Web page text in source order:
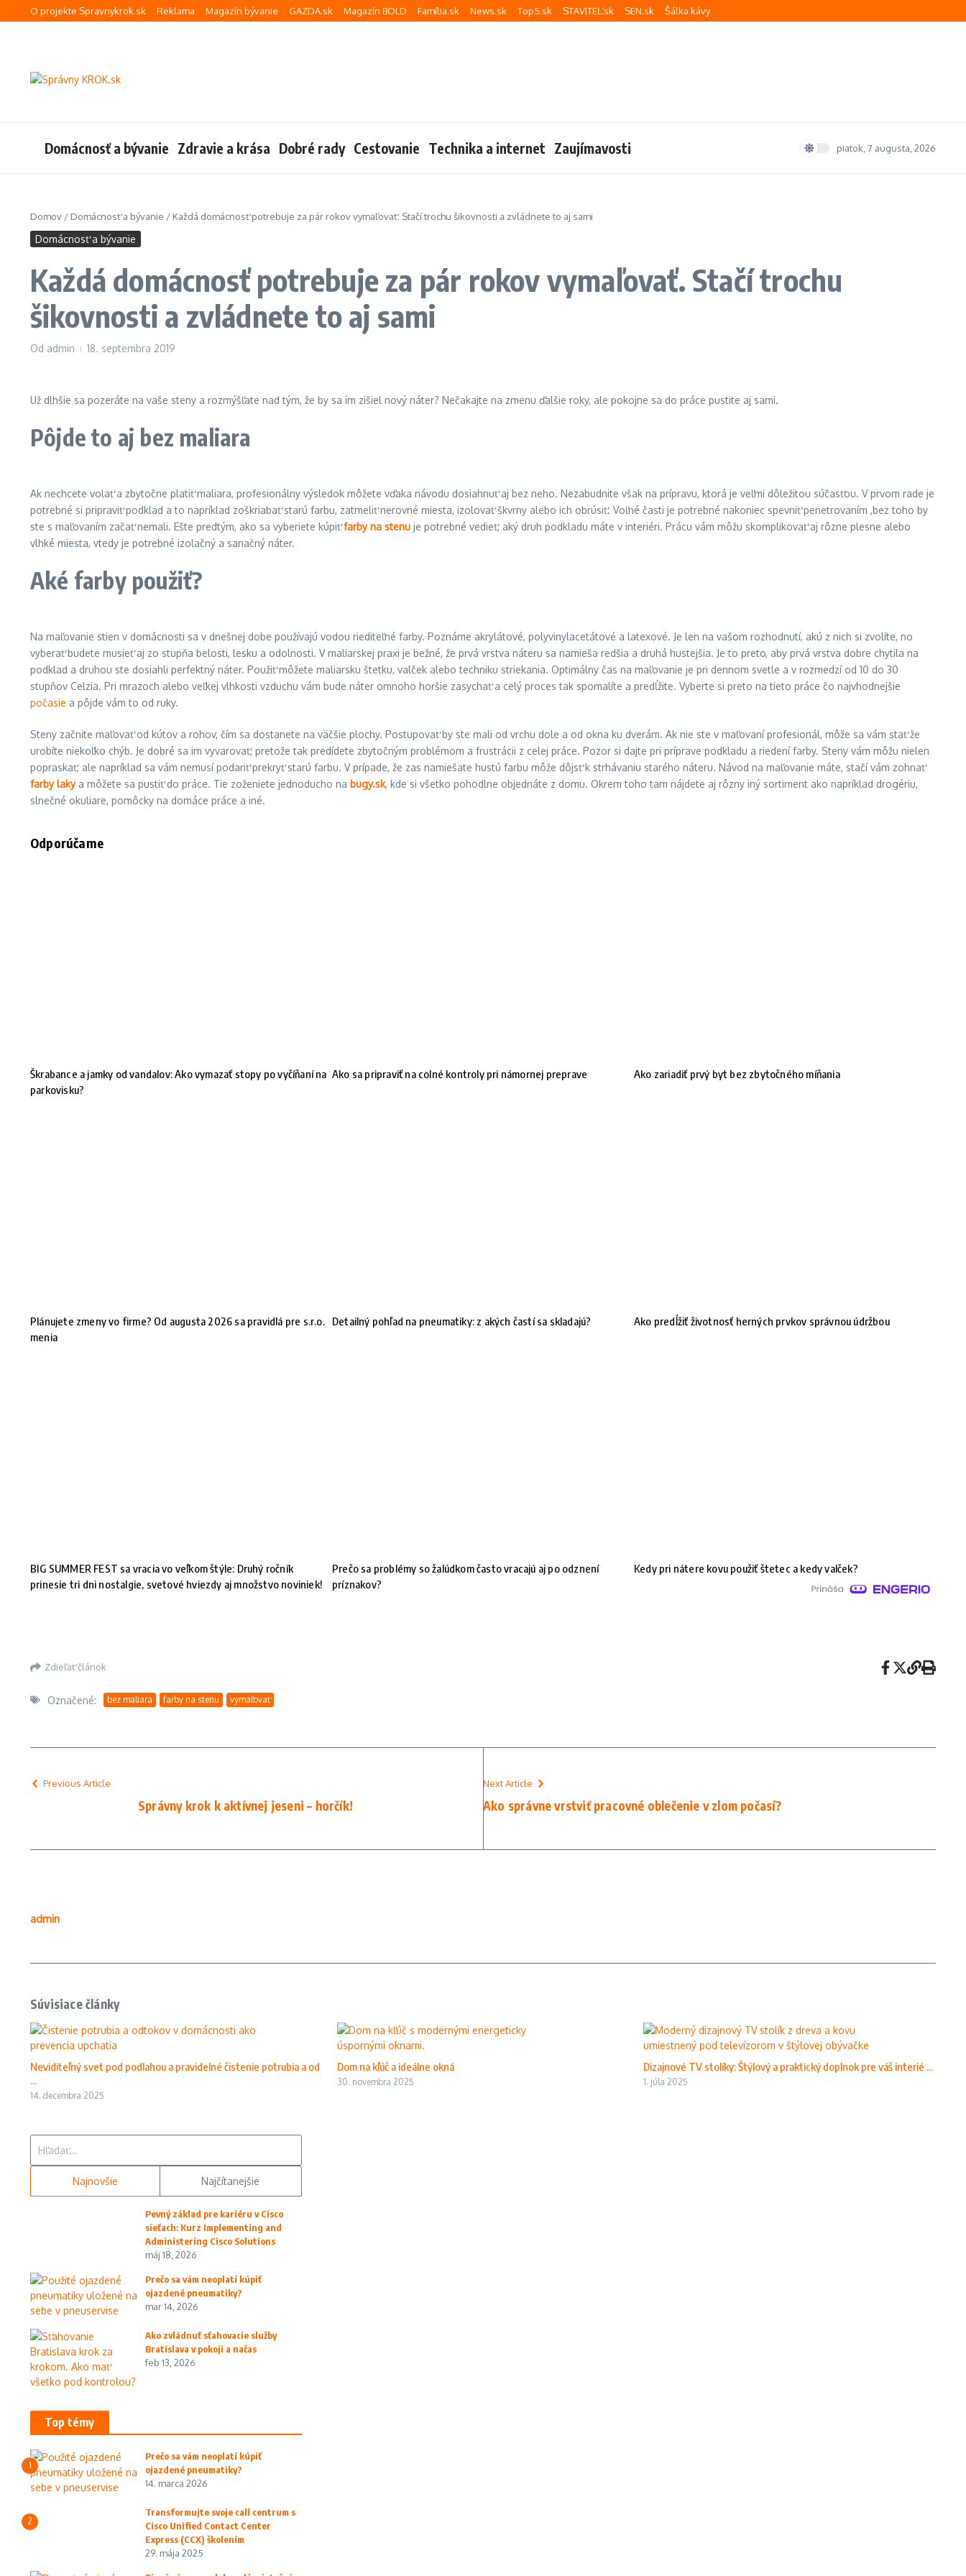
Preskočiť na obsah
O projekte Spravnykrok.sk Reklama Magazín bývanie GAZDA.sk Magazín BOLD Família.sk News.sk Top5.sk STAVITEĽ.sk SEN.sk Šálka kávy
Domácnosť a bývanie Zdravie a krása Dobré rady Cestovanie Technika a internet Zaujímavosti piatok, 7 augusta, 2026
Domov / Domácnosť a bývanie / Každá domácnosť potrebuje za pár rokov vymaľovať. Stačí trochu šikovnosti a zvládnete to aj sami
Domácnosť a bývanie
Každá domácnosť potrebuje za pár rokov vymaľovať. Stačí trochu
šikovnosti a zvládnete to aj sami
Od admin 18. septembra 2019
Už dlhšie sa pozeráte na vaše steny a rozmýšľate nad tým, že by sa im zišiel nový náter? Nečakajte na zmenu ďalšie roky, ale pokojne sa do práce pustite aj sami.
Pôjde to aj bez maliara
Ak nechcete volať a zbytočne platiť maliara, profesionálny výsledok môžete vďaka návodu dosiahnuť aj bez neho. Nezabudnite však na prípravu, ktorá je veľmi dôležitou súčasťou. V prvom rade je
potrebné si pripraviť podklad a to napríklad zoškriabať starú farbu, zatmeliť nerovné miesta, izolovať škvrny alebo ich obrúsiť. Voľné časti je potrebné nakoniec spevniť penetrovaním ,bez toho by
ste s maľovaním začať nemali. Ešte predtým, ako sa vyberiete kúpiťfarby na stenu je potrebné vedieť, aký druh podkladu máte v interiéri. Prácu vám môžu skomplikovať aj rôzne plesne alebo
vlhké miesta, vtedy je potrebné izolačný a sanačný náter.
Aké farby použiť?
Na maľovanie stien v domácnosti sa v dnešnej dobe používajú vodou riediteľné farby. Poznáme akrylátové, polyvinylacetátové a latexové. Je len na vašom rozhodnutí, akú z nich si zvolíte, no
vyberať budete musieť aj zo stupňa belosti, lesku a odolnosti. V maliarskej praxi je bežné, že prvá vrstva náteru sa namieša redšia a druhá hustejšia. Je to preto, aby prvá vrstva dobre chytila na
podklad a druhou ste dosiahli perfektný náter. Použiť môžete maliarsku štetku, valček alebo techniku striekania. Optimálny čas na maľovanie je pri dennom svetle a v rozmedzí od 10 do 30
stupňov Celzia. Pri mrazoch alebo veľkej vlhkosti vzduchu vám bude náter omnoho horšie zasychať a celý proces tak spomalíte a predĺžite. Vyberte si preto na tieto práce čo najvhodnejšie
počasie a pôjde vám to od ruky.
Steny začnite maľovať od kútov a rohov, čím sa dostanete na väčšie plochy. Postupovať by ste mali od vrchu dole a od okna ku dverám. Ak nie ste v maľovaní profesionál, môže sa vám stať že
urobíte niekoľko chýb. Je dobré sa im vyvarovať, pretože tak predídete zbytočným problémom a frustrácii z celej práce. Pozor si dajte pri príprave podkladu a riedení farby. Steny vám môžu nielen
popraskať, ale napríklad sa vám nemusí podariť prekryť starú farbu. V prípade, že zas namiešate hustú farbu môže dôjsť k strhávaniu starého náteru. Návod na maľovanie máte, stačí vám zohnať
farby lakya môžete sa pustiť do práce. Tie zoženiete jednoducho na bugy.sk, kde si všetko pohodlne objednáte z domu. Okrem toho tam nájdete aj rôzny iný sortiment ako napríklad drogériu,
slnečné okuliare, pomôcky na domáce práce a iné.
Odporúčame
Škrabance a jamky od vandalov: Ako vymazať stopy po vyčíňaní na
parkovisku?
Ako sa pripraviť na colné kontroly pri námornej preprave Ako zariadiť prvý byt bez zbytočného míňania
Plánujete zmeny vo firme? Od augusta 2026 sa pravidlá pre s.r.o.
menia
Detailný pohľad na pneumatiky: z akých častí sa skladajú? Ako predĺžiť životnosť herných prvkov správnou údržbou
BIG SUMMER FEST sa vracia vo veľkom štýle: Druhý ročník
prinesie tri dni nostalgie, svetové hviezdy aj množstvo noviniek!
Prečo sa problémy so žalúdkom často vracajú aj po odznení
príznakov?
Kedy pri nátere kovu použiť štetec a kedy valček?
Zdieľať článok
Označené: bez maliara farby na stenu vymaľovať
Previous Article
Správny krok k aktívnej jeseni – horčík!
Next Article
Ako správne vrstviť pracovné oblečenie v zlom počasí?
admin
Súvisiace články
Neviditeľný svet pod podlahou a pravidelné čistenie potrubia a od
...
14. decembra 2025
Dom na kľúč a ideálne okná
30. novembra 2025
Dizajnové TV stolíky: Štýlový a praktický doplnok pre váš interié ...
1. júla 2025
Najnovšie Najčítanejšie
Pevný základ pre kariéru v Cisco
sieťach: Kurz Implementing and
Administering Cisco Solutions
máj 18, 2026
Prečo sa vám neoplatí kúpiť
ojazdené pneumatiky?
mar 14, 2026
Ako zvládnuť sťahovacie služby
Bratislava v pokoji a načas
feb 13, 2026
Top témy
1
Prečo sa vám neoplatí kúpiť
ojazdené pneumatiky?
14. marca 2026
2
Transformujte svoje call centrum s
Cisco Unified Contact Center
Express (CCX) školením
29. mája 2025